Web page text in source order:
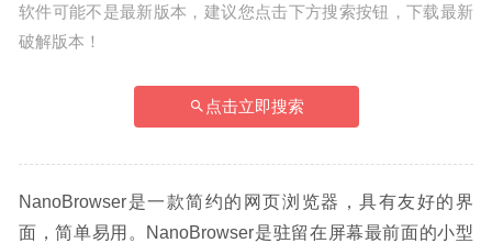
软件可能不是最新版本，建议您点击下方搜索按钮，下载最新
破解版本！
点击立即搜索
NanoBrowser是一款简约的网页浏览器，具有友好的界
面，简单易用。NanoBrowser是驻留在屏幕最前面的小型